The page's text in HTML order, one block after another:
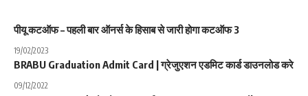
पीयू कटऑफ – पहली बार ऑनर्स के हिसाब से जारी होगा कटऑफ 3
19/02/2023
BRABU Graduation Admit Card | ग्रेजुएशन एडमिट कार्ड डाउनलोड करे
09/12/2022